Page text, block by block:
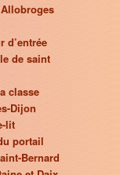
d’entrée
de saint
classe
Dijon
lit
portail
Bernard